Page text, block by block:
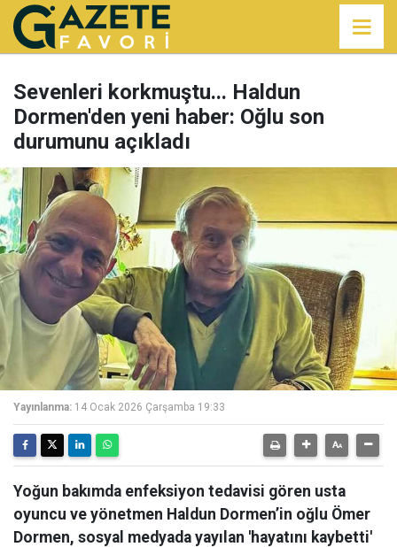
Sevenleri korkmuştu... Haldun
Dormen'den yeni haber: Oğlu son
durumunu açıkladı
Yayınlanma: 14 Ocak 2026 Çarşamba 19:33
Yoğun bakımda enfeksiyon tedavisi gören usta
oyuncu ve yönetmen Haldun Dormen’in oğlu Ömer
Dormen, sosyal medyada yayılan 'hayatını kaybetti'